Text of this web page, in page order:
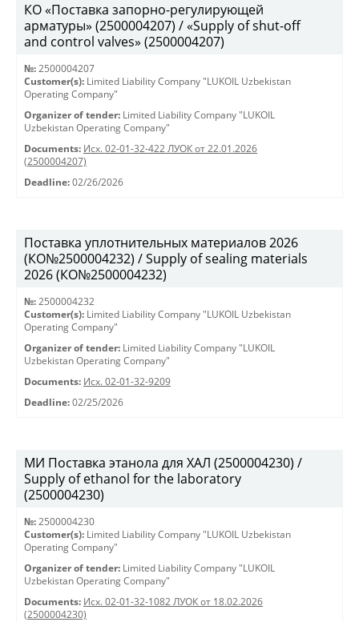
КО «Поставка запорно-регулирующей
арматуры» (2500004207) / «Supply of shut-off
and control valves» (2500004207)
№: 2500004207
Customer(s): Limited Liability Company "LUKOIL Uzbekistan
Operating Company"
Organizer of tender: Limited Liability Company "LUKOIL
Uzbekistan Operating Company"
Documents: Исх. 02-01-32-422 ЛУОК от 22.01.2026
(2500004207)
Deadline: 02/26/2026
Поставка уплотнительных материалов 2026
(КО№2500004232) / Supply of sealing materials
2026 (КО№2500004232)
№: 2500004232
Customer(s): Limited Liability Company "LUKOIL Uzbekistan
Operating Company"
Organizer of tender: Limited Liability Company "LUKOIL
Uzbekistan Operating Company"
Documents: Исх. 02-01-32-9209
Deadline: 02/25/2026
МИ Поставка этанола для ХАЛ (2500004230) /
Supply of ethanol for the laboratory
(2500004230)
№: 2500004230
Customer(s): Limited Liability Company "LUKOIL Uzbekistan
Operating Company"
Organizer of tender: Limited Liability Company "LUKOIL
Uzbekistan Operating Company"
Documents: Исх. 02-01-32-1082 ЛУОК от 18.02.2026
(2500004230)